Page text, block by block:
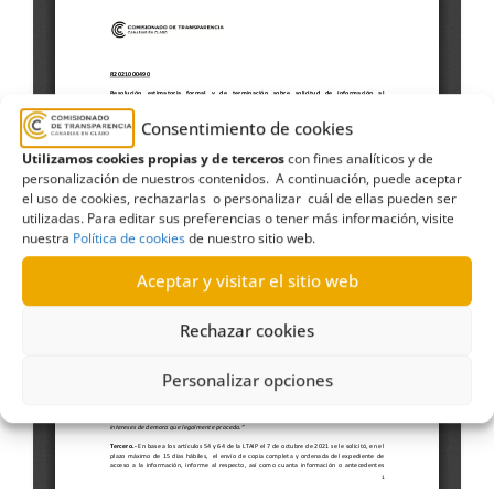
Consentimiento de cookies
Utilizamos cookies propias y de terceroscon fines analíticos y de
personalización de nuestros contenidos. A continuación, puede aceptar
el uso de cookies, rechazarlas o personalizar cuál de ellas pueden ser
utilizadas. Para editar sus preferencias o tener más información, visite
nuestra Política de cookiesde nuestro sitio web.
Aceptar y visitar el sitio web
Rechazar cookies
Personalizar opciones